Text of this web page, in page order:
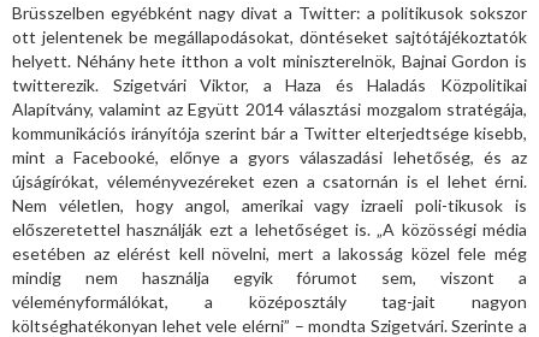
Brüsszelben egyébként nagy divat a Twitter: a politikusok sokszor
ott jelentenek be megállapodásokat, döntéseket sajtótájékoztatók
helyett. Néhány hete itthon a volt miniszterelnök, Bajnai Gordon is
twitterezik. Szigetvári Viktor, a Haza és Haladás Közpolitikai
Alapítvány, valamint az Együtt 2014 választási mozgalom stratégája,
kommunikációs irányítója szerint bár a Twitter elterjedtsége kisebb,
mint a Facebooké, előnye a gyors válaszadási lehetőség, és az
újságírókat, véleményvezéreket ezen a csatornán is el lehet érni.
Nem véletlen, hogy angol, amerikai vagy izraeli poli-tikusok is
előszeretettel használják ezt a lehetőséget is. „A közösségi média
esetében az elérést kell növelni, mert a lakosság közel fele még
mindig nem használja egyik fórumot sem, viszont a
véleményformálókat, a középosztály tag-jait nagyon
költséghatékonyan lehet vele elérni” – mondta Szigetvári. Szerinte a